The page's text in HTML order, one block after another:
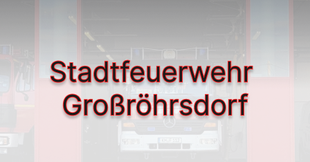
springen